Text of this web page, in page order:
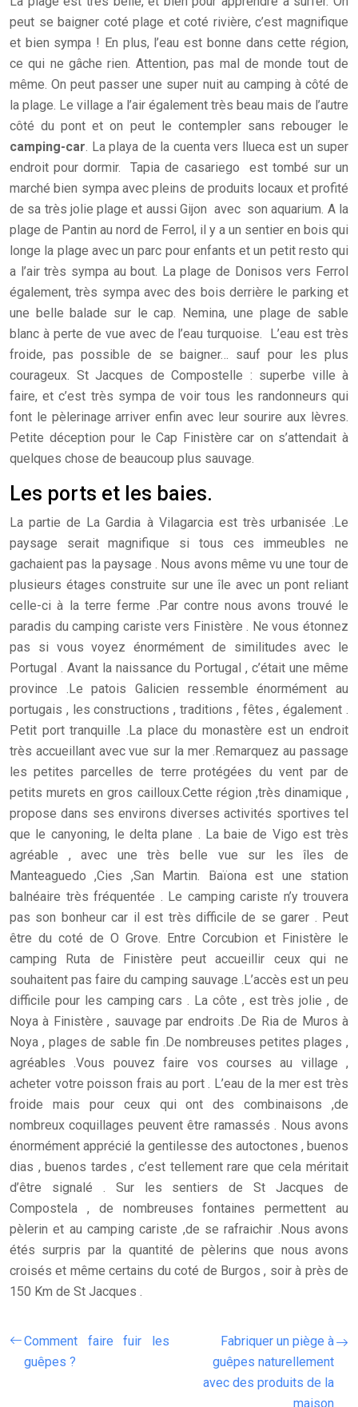
peut se baigner coté plage et coté rivière, c’est magnifique
et bien sympa ! En plus, l’eau est bonne dans cette région,
ce qui ne gâche rien. Attention, pas mal de monde tout de
même. On peut passer une super nuit au camping à côté de
la plage. Le village a l’air également très beau mais de l’autre
côté du pont et on peut le contempler sans rebouger le
camping-car. La playa de la cuenta vers llueca est un super
endroit pour dormir. Tapia de casariego est tombé sur un
marché bien sympa avec pleins de produits locaux et profité
de sa très jolie plage et aussi Gijon avec son aquarium. A la
plage de Pantin au nord de Ferrol, il y a un sentier en bois qui
longe la plage avec un parc pour enfants et un petit resto qui
a l’air très sympa au bout. La plage de Donisos vers Ferrol
également, très sympa avec des bois derrière le parking et
une belle balade sur le cap. Nemina, une plage de sable
blanc à perte de vue avec de l’eau turquoise. L’eau est très
froide, pas possible de se baigner… sauf pour les plus
courageux. St Jacques de Compostelle : superbe ville à
faire, et c’est très sympa de voir tous les randonneurs qui
font le pèlerinage arriver enfin avec leur sourire aux lèvres.
Petite déception pour le Cap Finistère car on s’attendait à
quelques chose de beaucoup plus sauvage.
Les ports et les baies.
La partie de La Gardia à Vilagarcia est très urbanisée .Le
paysage serait magnifique si tous ces immeubles ne
gachaient pas la paysage . Nous avons même vu une tour de
plusieurs étages construite sur une île avec un pont reliant
celle-ci à la terre ferme .Par contre nous avons trouvé le
paradis du camping cariste vers Finistère . Ne vous étonnez
pas si vous voyez énormément de similitudes avec le
Portugal . Avant la naissance du Portugal , c’était une même
province .Le patois Galicien ressemble énormément au
portugais , les constructions , traditions , fêtes , également .
Petit port tranquille .La place du monastère est un endroit
très accueillant avec vue sur la mer .Remarquez au passage
les petites parcelles de terre protégées du vent par de
petits murets en gros cailloux.Cette région ,très dinamique ,
propose dans ses environs diverses activités sportives tel
que le canyoning, le delta plane . La baie de Vigo est très
agréable , avec une très belle vue sur les îles de
Manteaguedo ,Cies ,San Martin. Baïona est une station
balnéaire très fréquentée . Le camping cariste n’y trouvera
pas son bonheur car il est très difficile de se garer . Peut
être du coté de O Grove. Entre Corcubion et Finistère le
camping Ruta de Finistère peut accueillir ceux qui ne
souhaitent pas faire du camping sauvage .L’accès est un peu
difficile pour les camping cars . La côte , est très jolie , de
Noya à Finistère , sauvage par endroits .De Ria de Muros à
Noya , plages de sable fin .De nombreuses petites plages ,
agréables .Vous pouvez faire vos courses au village ,
acheter votre poisson frais au port . L’eau de la mer est très
froide mais pour ceux qui ont des combinaisons ,de
nombreux coquillages peuvent être ramassés . Nous avons
énormément apprécié la gentilesse des autoctones , buenos
dias , buenos tardes , c’est tellement rare que cela méritait
d’être signalé . Sur les sentiers de St Jacques de
Compostela , de nombreuses fontaines permettent au
pèlerin et au camping cariste ,de se rafraichir .Nous avons
étés surpris par la quantité de pèlerins que nous avons
croisés et même certains du coté de Burgos , soir à près de
150 Km de St Jacques .
Comment faire fuir les
guêpes ?
Fabriquer un piège à
guêpes naturellement
avec des produits de la
maison